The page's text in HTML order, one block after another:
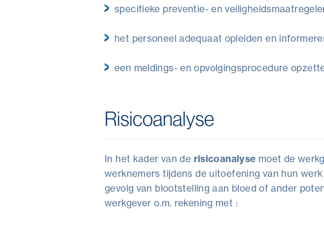
specifieke preventie- en
het personeel adequaat opleiden en
een meldings- en opvolgingsprocedure
Risicoanalyse
In het kader van de risicoanalyse moet de
werknemers tijdens de uitoefening van hun
gevolg van blootstelling aan bloed of ander
werkgever o.m. rekening met :